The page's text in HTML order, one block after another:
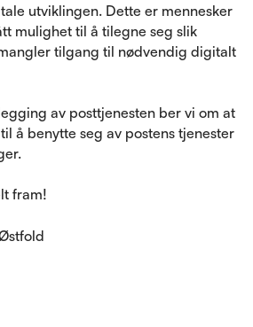
utviklingen. Dette er mennesker
mulighet til å tilegne seg slik
tilgang til nødvendig digitalt
av posttjenesten ber vi om at
å benytte seg av postens tjenester
fram!